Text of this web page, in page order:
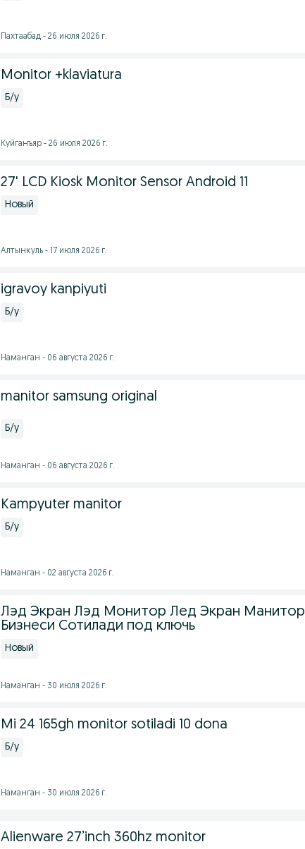
Пахтаабад - 26 июля 2026 г.
Monitor +klaviatura
Б/у
Куйганъяр - 26 июля 2026 г.
27' LCD Kiosk Monitor Sensor Android 11
Новый
Алтынкуль - 17 июля 2026 г.
igravoy kanpiyuti
Б/у
Наманган - 06 августа 2026 г.
manitor samsung original
Б/у
Наманган - 06 августа 2026 г.
Kampyuter manitor
Б/у
Наманган - 02 августа 2026 г.
Лэд Экран Лэд Монитор Лед Экран Манитор
Бизнеси Сотилади под ключь
Новый
Наманган - 30 июля 2026 г.
Mi 24 165gh monitor sotiladi 10 dona
Б/у
Наманган - 30 июля 2026 г.
Alienware 27’inch 360hz monitor